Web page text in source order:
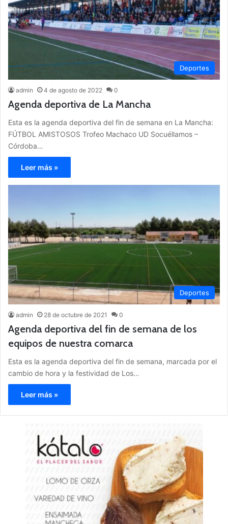
Deportes
admin 4 de agosto de 2022 0
Agenda deportiva de La Mancha
Esta es la agenda deportiva del fin de semana en La Mancha:
FÚTBOL AMISTOSOS Trofeo Machaco UD Socuéllamos –
Córdoba…
Leer más »
Deportes
admin 28 de octubre de 2021 0
Agenda deportiva del fin de semana de los
equipos de nuestra comarca
Esta es la agenda deportiva del fin de semana, marcada por el
cambio de hora y la festividad de Los…
Leer más »